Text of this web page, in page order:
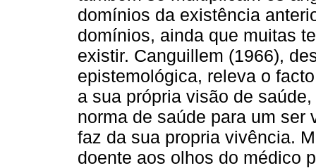
domínios da existência
domínios, ainda que muitas
existir. Canguillem (1966),
epistemológica, releva o
a sua própria visão de
norma de saúde para um ser
faz da sua propria vivência.
doente aos olhos do médico